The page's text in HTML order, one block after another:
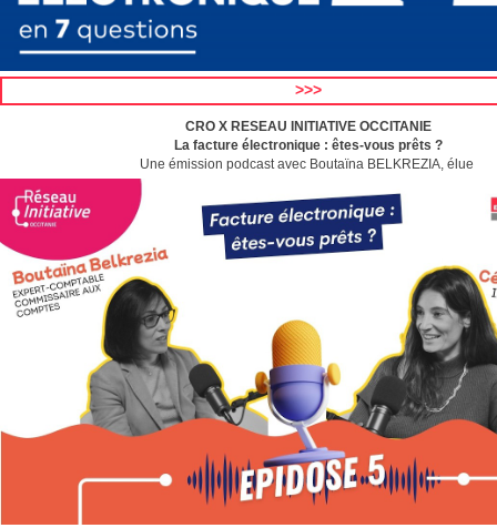
>>>
CRO X RESEAU INITIATIVE OCCITANIE
La facture électronique : êtes-vous prêts ?
Une émission podcast avec Boutaïna BELKREZIA, élue